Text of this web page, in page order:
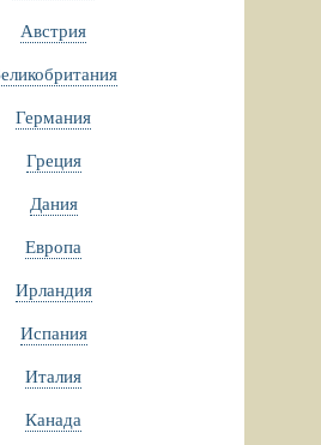
Австрия
Германия
Греция
Дания
Европа
Ирландия
Испания
Италия
Канада